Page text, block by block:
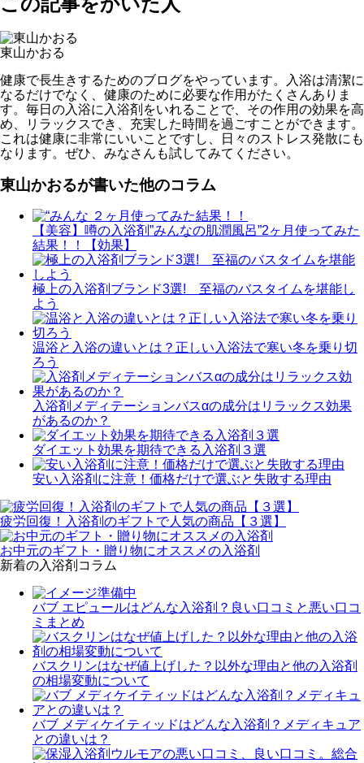
東山かおる
健康で長生きするためのブログをやっています。入浴は清潔に
なるだけでなく、健康のために必要な作用がたくさんありま
す。毎日の入浴に入浴剤をいれることで、その作用の効果を高
め、リラックスでき、充実した時間を過ごすことができます。
これは健康に非常にいいことですし、日々のストレス発散にも
なります。ぜひ、みなさんも試してみてください。
東山かおるが書いた他のコラム
【美容】噂の入浴剤”みんなの肌潤風呂”2ヶ月使ってみた
結果！！【効果】
極上の入浴剤ブランド3選! 至福のバスタイムを堪能し
よう
温浴と入浴の違いとは？正しい入浴法で寒い冬を乗り切
ろう
入浴剤メディテーションバスαの成分はリラックス効果
があるのか？
ダイエット効果を期待できる入浴剤３選
安い入浴剤に注意！価格だけで選ぶと失敗する理由
疲労回復！入浴剤のギフトで人気の商品【３選】
お中元のギフト・贈り物にオススメの入浴剤
新着の入浴剤コラム
バブ エピュールはどんな入浴剤？良い口コミと悪い口コ
ミまとめ
バスクリンはなぜ値上げした？以外な理由と他の入浴剤
の相場変動について
バブ メディケイティッドはどんな入浴剤？メディキュア
との違いは？